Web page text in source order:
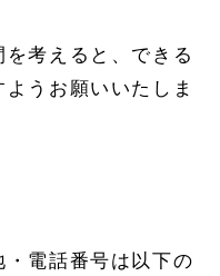
考えると、できる
うお願いいたしま
電話番号は以下の